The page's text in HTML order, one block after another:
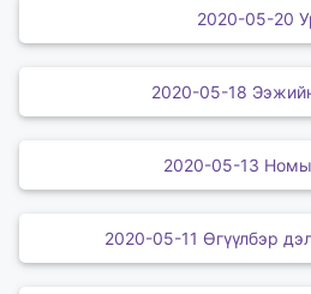
2020-05-20
2020-05-18
2020-05-13
2020-05-11 Өгүүлбэр